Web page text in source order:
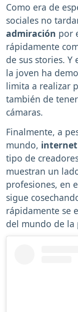
Como era de
sociales no
admiración por
rápidamente
de sus stories. Y
la joven ha
limita a realizar
también de
cámaras.
Finalmente, a
mundo, internet
tipo de
muestran un
profesiones, en
sigue
rápidamente se
del mundo de